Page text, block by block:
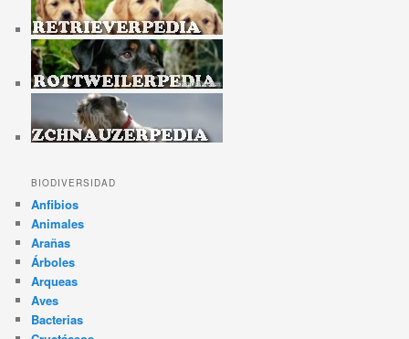
BIODIVERSIDAD
Anfibios
Animales
Arañas
Árboles
Arqueas
Aves
Bacterias